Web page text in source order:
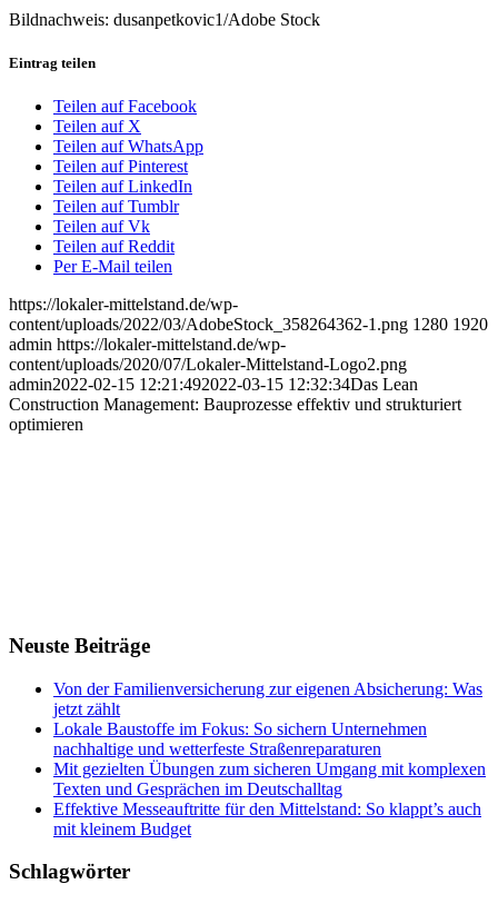
Bildnachweis: dusanpetkovic1/Adobe Stock
Eintrag teilen
Teilen auf Facebook
Teilen auf X
Teilen auf WhatsApp
Teilen auf Pinterest
Teilen auf LinkedIn
Teilen auf Tumblr
Teilen auf Vk
Teilen auf Reddit
Per E-Mail teilen
https://lokaler-mittelstand.de/wp-
content/uploads/2022/03/AdobeStock_358264362-1.png 1280 1920
admin https://lokaler-mittelstand.de/wp-
content/uploads/2020/07/Lokaler-Mittelstand-Logo2.png
admin2022-02-15 12:21:492022-03-15 12:32:34Das Lean
Construction Management: Bauprozesse effektiv und strukturiert
optimieren
Neuste Beiträge
Von der Familienversicherung zur eigenen Absicherung: Was
jetzt zählt
Lokale Baustoffe im Fokus: So sichern Unternehmen
nachhaltige und wetterfeste Straßenreparaturen
Mit gezielten Übungen zum sicheren Umgang mit komplexen
Texten und Gesprächen im Deutschalltag
Effektive Messeauftritte für den Mittelstand: So klappt’s auch
mit kleinem Budget
Schlagwörter